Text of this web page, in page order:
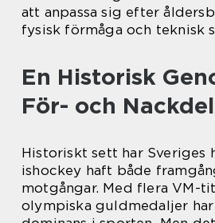
att anpassa sig efter
fysisk förmåga och teknisk
En Historisk
För- och
Historiskt sett har Sveriges
ishockey haft både
motgångar. Med flera VM-
olympiska guldmedaljer